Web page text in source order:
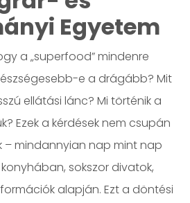
Egyetem
a „superfood” mindenre
e a drágább? Mit
ellátási lánc? Mi történik a
Ezek a kérdések nem csupán
– mindannyian nap mint nap
sokszor divatok,
alapján. Ezt a döntési